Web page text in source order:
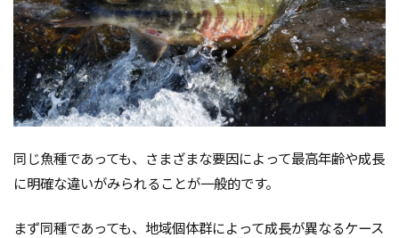
同じ魚種であっても、さまざまな要因によって最高年齢や成長
に明確な違いがみられることが一般的です。
まず同種であっても、地域個体群によって成長が異なるケース